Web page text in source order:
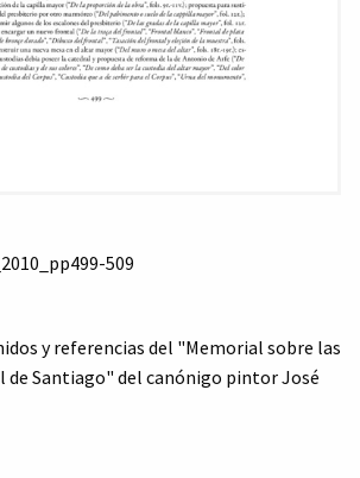
509
y referencias del "Memorial sobre las
de Santiago" del canónigo pintor José